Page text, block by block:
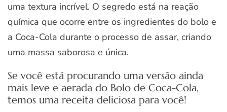
uma textura incrível. O segredo está na reação
química que ocorre entre os ingredientes do bolo e
a Coca-Cola durante o processo de assar, criando
uma massa saborosa e única.
Se você está procurando uma versão ainda
mais leve e aerada do Bolo de Coca-Cola,
temos uma receita deliciosa para você!